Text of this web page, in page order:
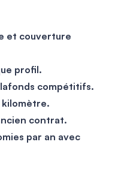
et couverture
profil.
compétitifs.
kilomètre.
contrat.
par an avec